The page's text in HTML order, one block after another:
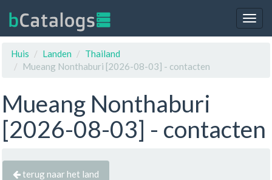
Huis
Landen
Thailand
Mueang Nonthaburi [2026-08-03] - contacten
Mueang Nonthaburi
[2026-08-03] - contacten
terug naar het land